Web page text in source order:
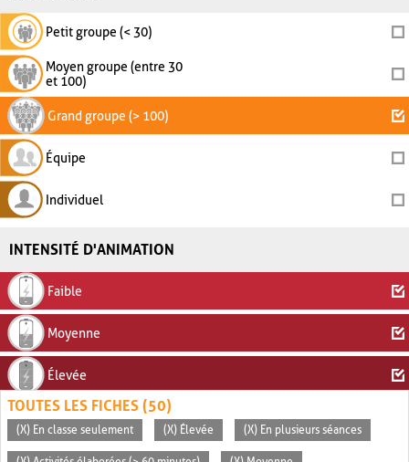
Petit groupe (< 30)
Moyen groupe (entre 30
et 100)
Grand groupe (> 100)
Équipe
Individuel
INTENSITÉ D'ANIMATION
Faible
Moyenne
Élevée
TOUTES LES FICHES (50)
(X) En classe seulement (X) Élevée (X) En plusieurs séances